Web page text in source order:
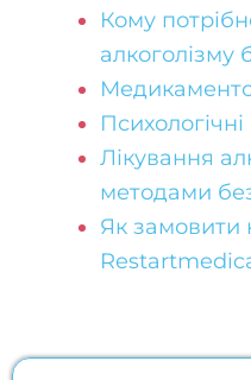
Кому
алкоголізму
Лікування
методами
Як замовити